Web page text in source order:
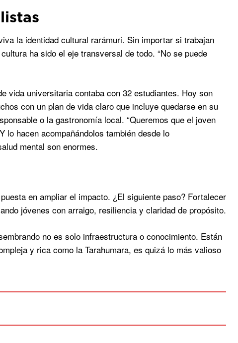
la identidad cultural rarámuri. Sin importar si trabajan
ha sido el eje transversal de todo. “No se puede
vida universitaria contaba con 32 estudiantes. Hoy son
con un plan de vida claro que incluye quedarse en su
o la gastronomía local. “Queremos que el joven
lo hacen acompañándolos también desde lo
mental son enormes.
en ampliar el impacto. ¿El siguiente paso? Fortalecer
jóvenes con arraigo, resiliencia y claridad de propósito.
no es solo infraestructura o conocimiento. Están
y rica como la Tarahumara, es quizá lo más valioso